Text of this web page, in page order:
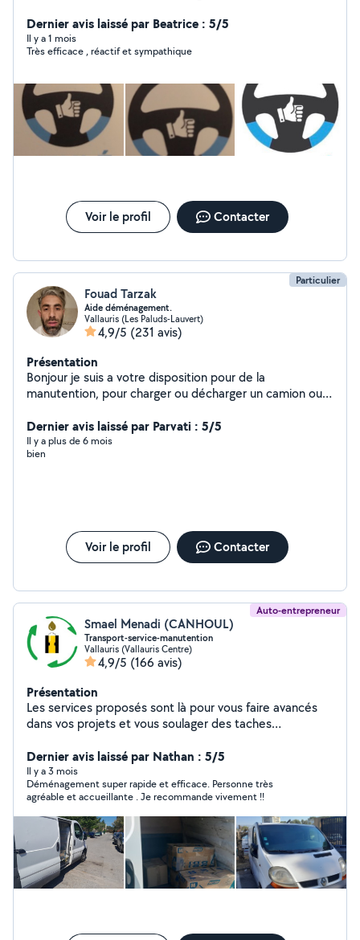
Dernier avis laissé par Beatrice : 5/5
Il y a 1 mois
Très efficace , réactif et sympathique
Voir le profil Contacter
Particulier
Fouad Tarzak
Aide déménagement.
Vallauris (Les Paluds-Lauvert)
4,9/5 (231 avis)
Présentation
Bonjour je suis a votre disposition pour de la
manutention, pour charger ou décharger un camion ou
Dernier avis laissé par Parvati : 5/5
Il y a plus de 6 mois
bien
Voir le profil Contacter
Auto-entrepreneur
Smael Menadi (CANHOUL)
Transport-service-manutention
Vallauris (Vallauris Centre)
4,9/5 (166 avis)
Présentation
Les services proposés sont là pour vous faire avancés
dans vos projets et vous soulager des taches
transport, vous propose plusieurs services dans ce
domaine. - Déménagement : petit ou grand volume
partout en France - Débarras : cave, maison,
appartement mais aussi les évacuations de chantier de
rénovation et aussi les déchets de vert de votre jardin. -
Livraison : Retrait de vos commandes volumineuse en
magasin ou chez un particuliers courte à moyenne
distance, livraison sur chantier de rénovation de vos
fourniture. - Manutention : vous avez besoin uniquement
Dernier avis laissé par Nathan : 5/5
Il y a 3 mois
Déménagement super rapide et efficace. Personne très
agréable et accueillante . Je recommande vivement !!